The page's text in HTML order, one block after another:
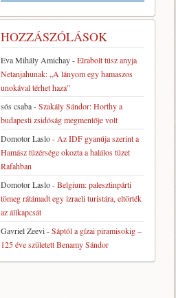
HOZZÁSZÓLÁSOK
Eva Mihály Amichay-Elrabolt túsz anyja
Netanjahunak: „A lányom egy hamaszos
unokával térhet haza”
sós csaba-Szakály Sándor: Horthy a
budapesti zsidóság megmentője volt
Domotor Laslo- Az IDF gyanúja szerint a
Hamász tüzérsége okozta a halálos tüzet
Rafahban
Domotor Laslo-Belgium: palesztinpárti
tömeg rátámadt egy izraeli turistára, eltörték
az állkapcsát
Gavriel Zeevi-Sáptól a gízai piramisokig –
125 éve született Benamy Sándor